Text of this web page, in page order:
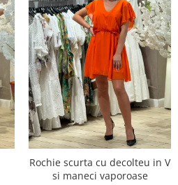
Rochie scurta cu decolteu in V
si maneci vaporoase